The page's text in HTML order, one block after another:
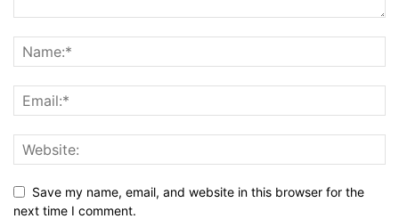
Save my name, email, and website in this browser for the
next time I comment.